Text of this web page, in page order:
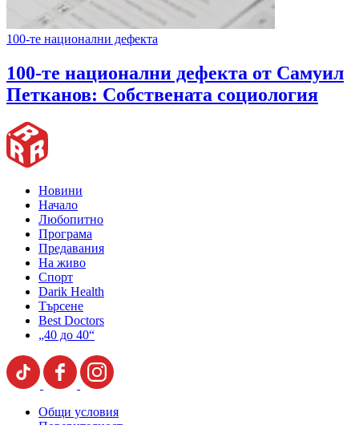
100-те национални дефекта
100-те национални дефекта от Самуил
Петканов: Собствената социология
Новини
Начало
Любопитно
Програма
Предавания
На живо
Спорт
Darik Health
Търсене
Best Doctors
„40 до 40“
Общи условия